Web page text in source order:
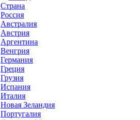
Страна
Россия
Австралия
Австрия
Аргентина
Венгрия
Германия
Греция
Грузия
Испания
Италия
Новая Зеландия
Португалия